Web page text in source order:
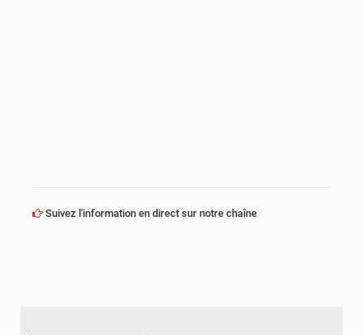
Suivez l'information en direct sur notre chaîne